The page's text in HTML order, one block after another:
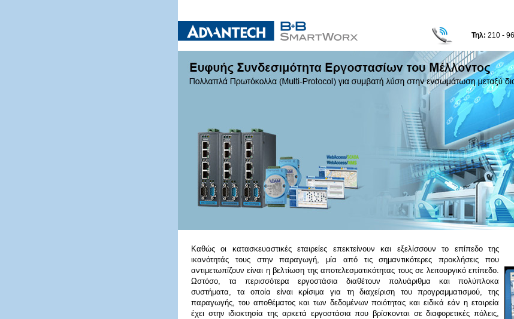
Τηλ: 210 -
Καθώς οι κατασκευαστικές εταιρείες επεκτείνουν και εξελίσσουν το επίπεδο της
ικανότητάς τους στην παραγωγή, μία από τις σημαντικότερες προκλήσεις που
αντιμετωπίζουν είναι η βελτίωση της αποτελεσματικότητας τους σε λειτουργικό επίπεδο.
Ωστόσο, τα περισσότερα εργοστάσια διαθέτουν πολυάριθμα και πολύπλοκα
συστήματα, τα οποία είναι κρίσιμα για τη διαχείριση του προγραμματισμού, της
παραγωγής, του αποθέματος και των δεδομένων ποιότητας και ειδικά εάν η εταιρεία
έχει στην ιδιοκτησία της αρκετά εργοστάσια που βρίσκονται σε διαφορετικές πόλεις,